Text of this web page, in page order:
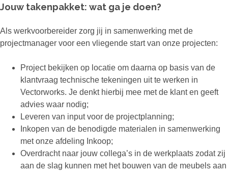
Jouw takenpakket: wat ga je doen?
Als werkvoorbereider zorg jij in samenwerking met de
projectmanager voor een vliegende start van onze projecten:
Project bekijken op locatie om daarna op basis van de
klantvraag technische tekeningen uit te werken in
Vectorworks. Je denkt hierbij mee met de klant en geeft
advies waar nodig;
Leveren van input voor de projectplanning;
Inkopen van de benodigde materialen in samenwerking
met onze afdeling Inkoop;
Overdracht naar jouw collega’s in de werkplaats zodat zij
aan de slag kunnen met het bouwen van de meubels aan